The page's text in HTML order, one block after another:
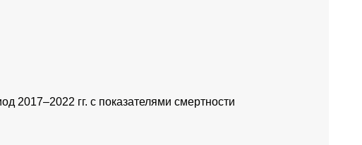
2017–2022 гг. с показателями смертности